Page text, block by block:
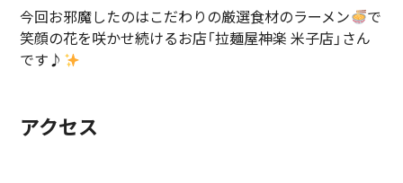
今回お邪魔したのはこだわりの厳選食材のラーメン
で
笑顔の花を咲かせ続けるお店「拉麺屋神楽 米子店」さん
です♪
アクセス